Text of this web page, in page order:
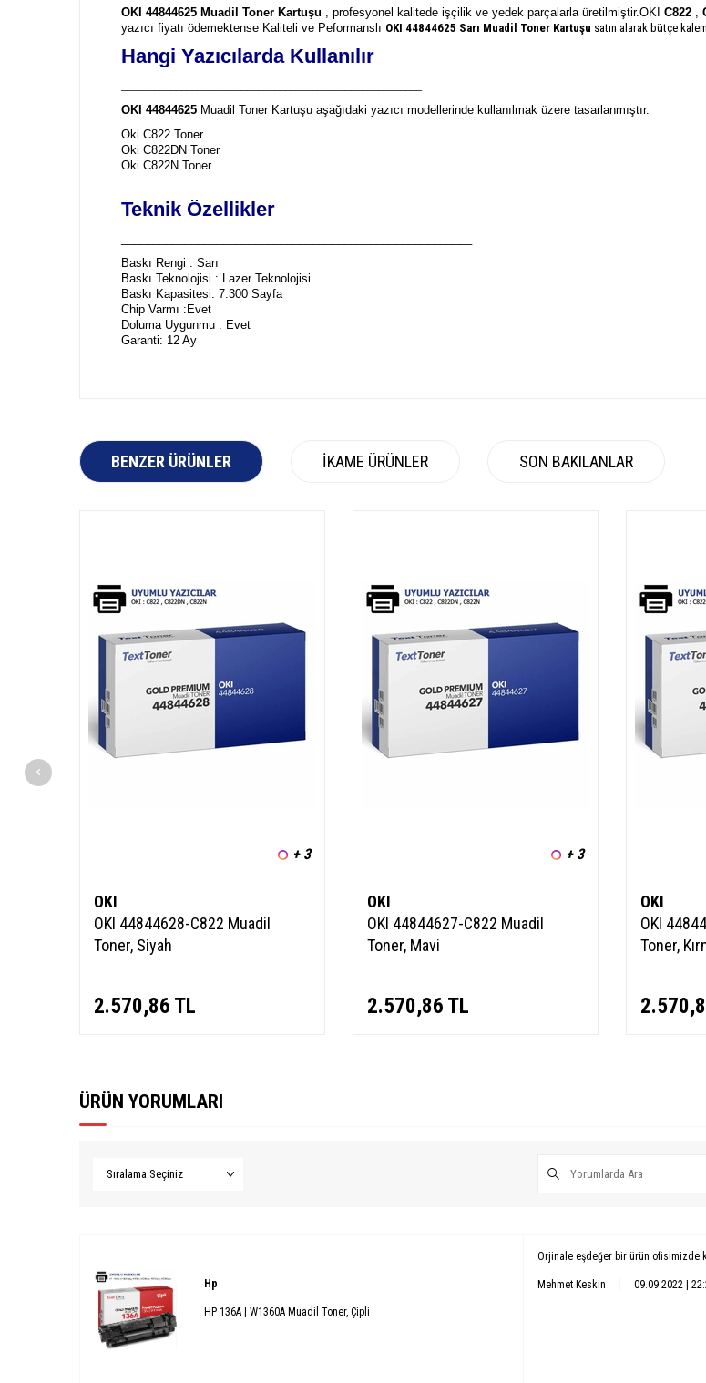
OKI 44844625 Muadil Toner Kartuşu , profesyonel kalitede işçilik ve yedek parçalarla üretilmiştir.OKI C822 ,
yazıcı fiyatı ödemektense Kaliteli ve Peformanslı OKI 44844625 Sarı Muadil Toner Kartuşu satın alarak bütçe
Hangi Yazıcılarda Kullanılır
OKI 44844625 Muadil Toner Kartuşu aşağıdaki yazıcı modellerinde kullanılmak üzere tasarlanmıştır.
Oki C822 Toner
Oki C822DN Toner
Oki C822N Toner
Teknik Özellikler
Baskı Rengi : Sarı
Baskı Teknolojisi : Lazer Teknolojisi
Baskı Kapasitesi: 7.300 Sayfa
Chip Varmı :Evet
Doluma Uygunmu : Evet
Garanti: 12 Ay
BENZER ÜRÜNLER İKAME ÜRÜNLER SON BAKILANLAR
+ 3
OKI
OKI 44844628-C822 Muadil
Toner, Siyah
2.570,86 TL
+ 3
OKI
OKI 44844627-C822 Muadil
Toner, Mavi
2.570,86 TL
OKI
OKI
Toner,
ÜRÜN YORUMLARI
Hp
HP 136A | W1360A Muadil Toner, Çipli
Orjinale eşdeğer bir ürün ofisimizde
Mehmet Keskin 09.09.2022 |